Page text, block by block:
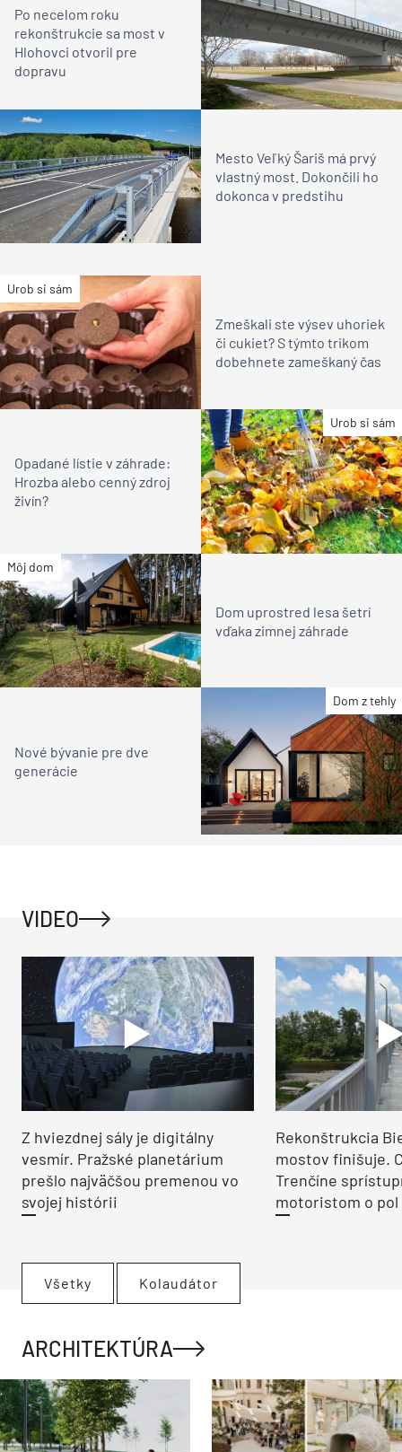
Po necelom roku
rekonštrukcie sa most v
Hlohovci otvoril pre
dopravu
Mesto Veľký Šariš má prvý
vlastný most. Dokončili ho
dokonca v predstihu
Urob si sám
Zmeškali ste výsev uhoriek
či cukiet? S týmto trikom
dobehnete zameškaný čas
Urob si sám
Opadané lístie v záhrade:
Hrozba alebo cenný zdroj
živín?
Môj dom
Dom uprostred lesa šetrí
vďaka zimnej záhrade
Dom z tehly
Nové bývanie pre dve
generácie
VIDEO
Z hviezdnej sály je digitálny
vesmír. Pražské planetárium
prešlo najväčšou premenou vo
svojej histórii
Rekonštrukcia
mostov finišuje.
Trenčíne
motoristom o pol
Všetky Kolaudátor
ARCHITEKTÚRA